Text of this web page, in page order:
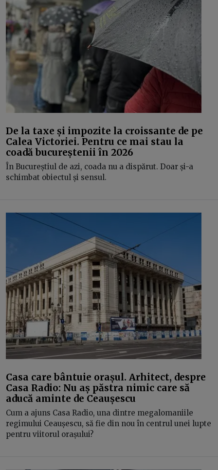
De la taxe și impozite la croissante de pe
Calea Victoriei. Pentru ce mai stau la
coadă bucureștenii în 2026
În Bucureștiul de azi, coada nu a dispărut. Doar și-a
schimbat obiectul și sensul.
Casa care bântuie orașul. Arhitect, despre
Casa Radio: Nu aș păstra nimic care să
aducă aminte de Ceaușescu
Cum a ajuns Casa Radio, una dintre megalomaniile
regimului Ceaușescu, să fie din nou în centrul unei lupte
pentru viitorul orașului?